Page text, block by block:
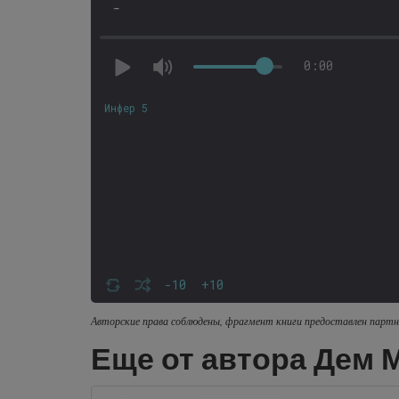
-
0:00
-10 +10
Инфер 5
Авторские права соблюдены, фрагмент книги предоставлен
Еще от автора Дем